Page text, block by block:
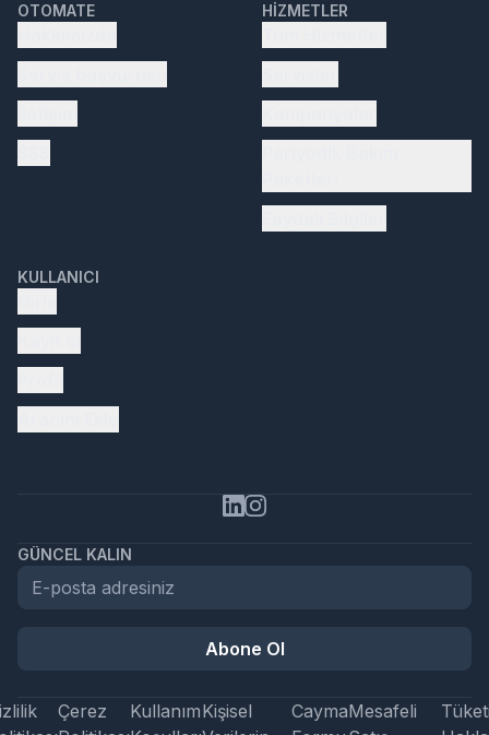
OTOMATE HIZMETLER
KULLANICI
GÜNCEL KALIN
Abone Ol
Çerez
KullanımKişisel
CaymaMesafeli